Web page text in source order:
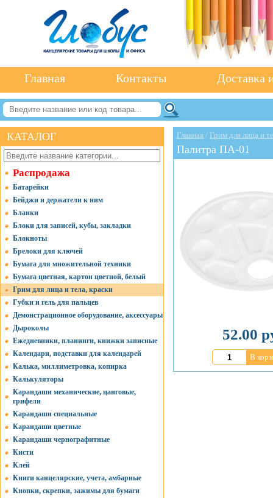
Главная Контакты Доставка
КАТАЛОГ
Распродажа
Батарейки
Бейджи и держатели к ним
Бланки
Блоки для записей, кубы, закладки
Блокноты
Брелоки для ключей
Бумага для множительной техники
Бумага цветная, картон цветной, белый
Грим для лица и тела, краски
Губки и гель для пальцев
Демонстрационное оборудование, аксессуары
Дыроколы
Ежедневники, планинги, книжки записные
Календари, подставки для календарей
Калька, миллиметровка, копирка
Калькуляторы
Карандаши механические, цанговые,
грифели
Карандаши специальные
Карандаши цветные
Карандаши чернографитные
Кисти
Клей
Книги канцелярские, учета, амбарные
Кнопки, скрепки, зажимы для бумаги
Главная / Грим для лица и
Палитра ПА-01
52.00
В